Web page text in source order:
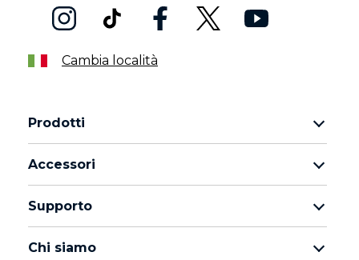
Cambia località
Prodotti
Famiglia moto g
thinkphone by motorola
Accessori
moto tag
Supporto
Chi siamo